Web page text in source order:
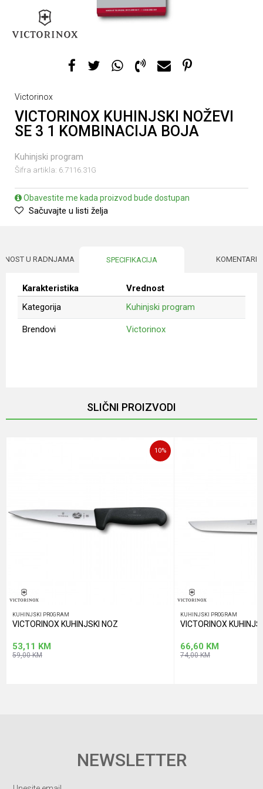
Victorinox
VICTORINOX KUHINJSKI NOŽEVI
SE 3 1 KOMBINACIJA BOJA
Kuhinjski program
Šifra artikla: 6.7116.31G
Obavestite me kada proizvod bude dostupan
Sačuvajte u listi želja
U RADNJAMA SPECIFIKACIJA KOMENTARI
Karakteristika
Vrednost
Kategorija
Kuhinjski program
Brendovi Victorinox
POŠALJI
SLIČNI PROIZVODI
10%
KUHINJSKI PROGRAM
VICTORINOX KUHINJSKI NOZ
53,11 KM
59,00KM
KUHINJSKI PROGRAM
VICTORINOX
66,60 KM
74,00KM
NEWSLETTER